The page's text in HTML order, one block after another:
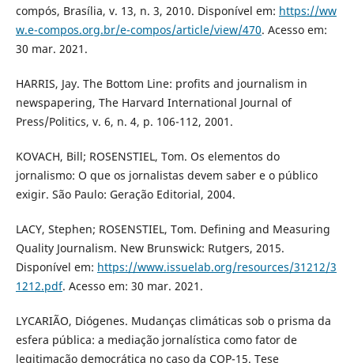
compós, Brasília, v. 13, n. 3, 2010. Disponível em: https://ww
w.e-compos.org.br/e-compos/article/view/470. Acesso em:
30 mar. 2021.
HARRIS, Jay. The Bottom Line: profits and journalism in
newspapering, The Harvard International Journal of
Press/Politics, v. 6, n. 4, p. 106-112, 2001.
KOVACH, Bill; ROSENSTIEL, Tom. Os elementos do
jornalismo: O que os jornalistas devem saber e o público
exigir. São Paulo: Geração Editorial, 2004.
LACY, Stephen; ROSENSTIEL, Tom. Defining and Measuring
Quality Journalism. New Brunswick: Rutgers, 2015.
Disponível em: https://www.issuelab.org/resources/31212/3
1212.pdf. Acesso em: 30 mar. 2021.
LYCARIÃO, Diógenes. Mudanças climáticas sob o prisma da
esfera pública: a mediação jornalística como fator de
legitimação democrática no caso da COP-15. Tese